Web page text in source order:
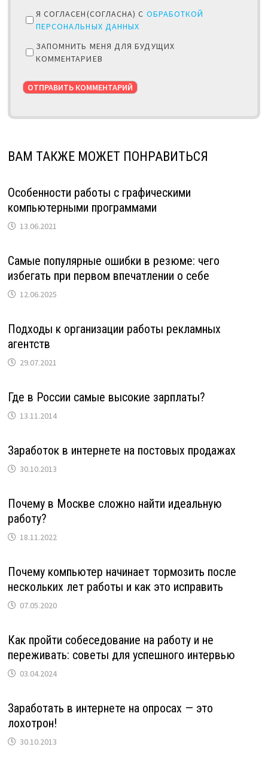
Я СОГЛАСЕН(СОГЛАСНА) С ОБРАБОТКОЙ
ПЕРСОНАЛЬНЫХ ДАННЫХ
ЗАПОМНИТЬ МЕНЯ ДЛЯ БУДУЩИХ
КОММЕНТАРИЕВ
ВАМ ТАКЖЕ МОЖЕТ ПОНРАВИТЬСЯ
Особенности работы с графическими
компьютерными программами
13.06.2021
Самые популярные ошибки в резюме: чего
избегать при первом впечатлении о себе
12.06.2025
Подходы к организации работы рекламных
агентств
29.07.2021
Где в России самые высокие зарплаты?
13.11.2014
Заработок в интернете на постовых продажах
30.10.2013
Почему в Москве сложно найти идеальную
работу?
18.11.2022
Почему компьютер начинает тормозить после
нескольких лет работы и как это исправить
07.05.2020
Как пройти собеседование на работу и не
переживать: советы для успешного интервью
03.04.2024
Заработать в интернете на опросах — это
лохотрон!
30.10.2013